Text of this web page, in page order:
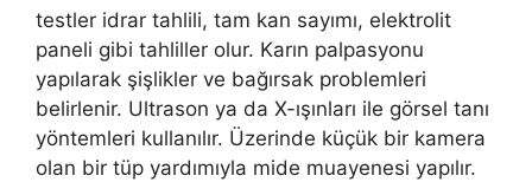
testler idrar tahlili, tam kan sayımı, elektrolit
paneli gibi tahliller olur. Karın palpasyonu
yapılarak şişlikler ve bağırsak problemleri
belirlenir. Ultrason ya da X-ışınları ile görsel tanı
yöntemleri kullanılır. Üzerinde küçük bir kamera
olan bir tüp yardımıyla mide muayenesi yapılır.